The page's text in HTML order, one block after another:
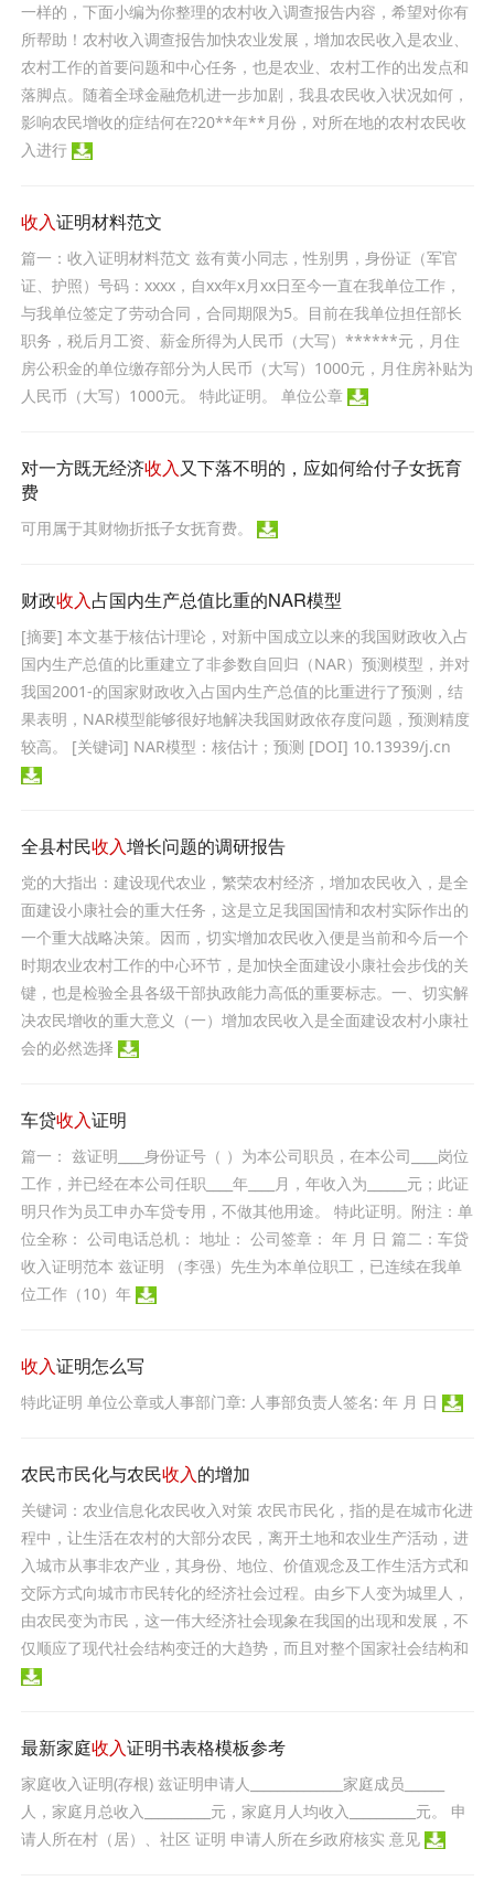
一样的，下面小编为你整理的农村收入调查报告内容，希望对你有
所帮助！农村收入调查报告加快农业发展，增加农民收入是农业、
农村工作的首要问题和中心任务，也是农业、农村工作的出发点和
落脚点。随着全球金融危机进一步加剧，我县农民收入状况如何，
影响农民增收的症结何在?20**年**月份，对所在地的农村农民收
入进行
收入证明材料范文
篇一：收入证明材料范文 兹有黄小同志，性别男，身份证（军官
证、护照）号码：xxxx，自xx年x月xx日至今一直在我单位工作，
与我单位签定了劳动合同，合同期限为5。目前在我单位担任部长
职务，税后月工资、薪金所得为人民币（大写）******元，月住
房公积金的单位缴存部分为人民币（大写）1000元，月住房补贴为
人民币（大写）1000元。 特此证明。 单位公章
对一方既无经济收入又下落不明的，应如何给付子女抚育
费
可用属于其财物折抵子女抚育费。
财政收入占国内生产总值比重的NAR模型
[摘要] 本文基于核估计理论，对新中国成立以来的我国财政收入占
国内生产总值的比重建立了非参数自回归（NAR）预测模型，并对
我国2001-的国家财政收入占国内生产总值的比重进行了预测，结
果表明，NAR模型能够很好地解决我国财政依存度问题，预测精度
较高。 [关键词] NAR模型：核估计；预测 [DOI] 10.13939/j.cn
全县村民收入增长问题的调研报告
党的大指出：建设现代农业，繁荣农村经济，增加农民收入，是全
面建设小康社会的重大任务，这是立足我国国情和农村实际作出的
一个重大战略决策。因而，切实增加农民收入便是当前和今后一个
时期农业农村工作的中心环节，是加快全面建设小康社会步伐的关
键，也是检验全县各级干部执政能力高低的重要标志。一、切实解
决农民增收的重大意义（一）增加农民收入是全面建设农村小康社
会的必然选择
车贷收入证明
篇一： 兹证明____身份证号（ ）为本公司职员，在本公司____岗位
工作，并已经在本公司任职____年____月，年收入为______元；此证
明只作为员工申办车贷专用，不做其他用途。 特此证明。附注：单
位全称： 公司电话总机： 地址： 公司签章： 年 月 日 篇二：车贷
收入证明范本 兹证明 （李强）先生为本单位职工，已连续在我单
位工作（10）年
收入证明怎么写
特此证明 单位公章或人事部门章: 人事部负责人签名: 年 月 日
农民市民化与农民收入的增加
关键词：农业信息化农民收入对策 农民市民化，指的是在城市化进
程中，让生活在农村的大部分农民，离开土地和农业生产活动，进
入城市从事非农产业，其身份、地位、价值观念及工作生活方式和
交际方式向城市市民转化的经济社会过程。由乡下人变为城里人，
由农民变为市民，这一伟大经济社会现象在我国的出现和发展，不
仅顺应了现代社会结构变迁的大趋势，而且对整个国家社会结构和
最新家庭收入证明书表格模板参考
家庭收入证明(存根) 兹证明申请人______________家庭成员______
人，家庭月总收入__________元，家庭月人均收入__________元。 申
请人所在村（居）、社区 证明 申请人所在乡政府核实 意见